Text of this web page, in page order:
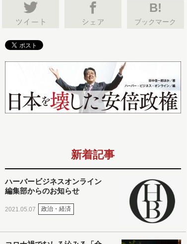
B!
ブックマーク
新着記事
ハーバービジネスオンライン
編集部からのお知らせ
2021.05.07 政治・経済